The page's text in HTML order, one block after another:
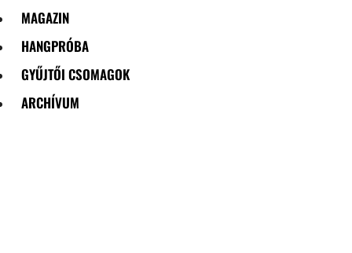
MAGAZIN
HANGPRÓBA
GYŰJTŐI CSOMAGOK
ARCHÍVUM